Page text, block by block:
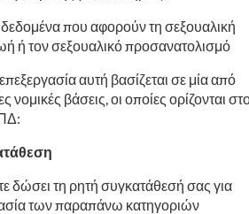
που αφορούν τη σεξουαλική
ή τον σεξουαλικό προσανατολισμό
αυτή βασίζεται σε μία από
νομικές βάσεις, οι οποίες ορίζονται
δώσει τη ρητή συγκατάθεσή σας για
των παραπάνω κατηγοριών